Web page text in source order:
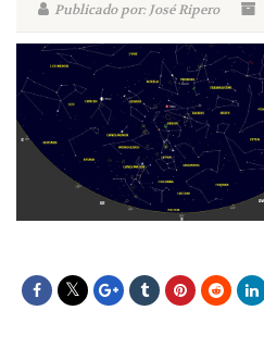
Publicado por: José Ripero